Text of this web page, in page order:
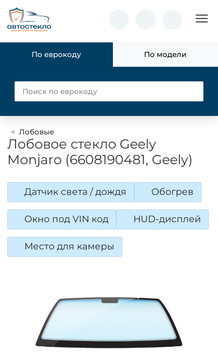
По еврокоду По модели
Лобовые
Лобовое стекло Geely
Monjaro (6608190481, Geely)
Датчик света / дождя Обогрев
Окно под VIN код HUD-дисплей
Место для камеры